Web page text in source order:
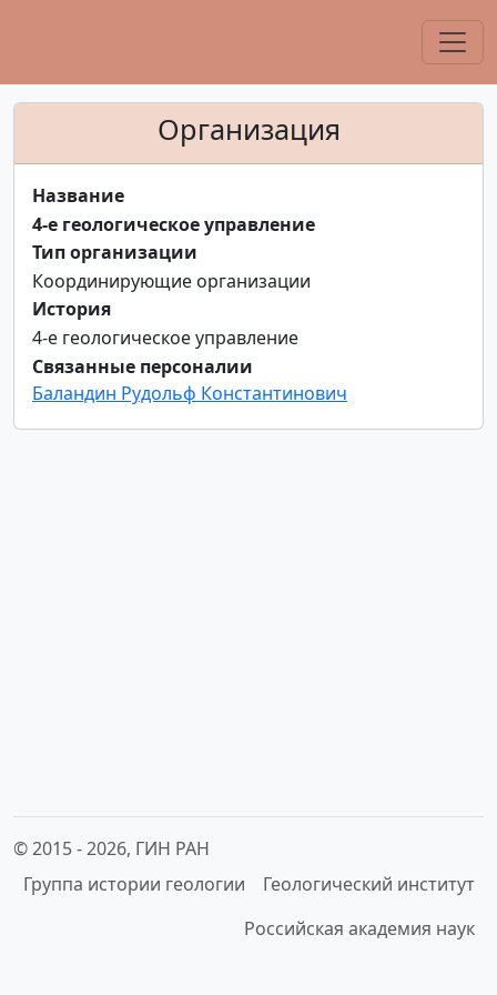
Организация
Название
4-е геологическое управление
Тип организации
Координирующие организации
История
4-е геологическое управление
Связанные персоналии
Баландин Рудольф Константинович
© 2015 -2026, ГИН РАН
Группа истории геологии
Геологический институт
Российская академия наук